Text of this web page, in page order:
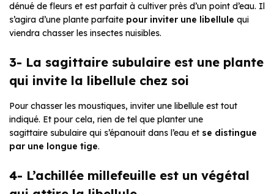
dénué de fleurs et est parfait à cultiver près d’un point d’eau. Il
s’agira d’une plante parfaite pour inviter une libellule qui
viendra chasser les insectes nuisibles.
3- La sagittaire subulaire est une plante
qui invite la libellule chez soi
Pour chasser les moustiques, inviter une libellule est tout
indiqué. Et pour cela, rien de tel que planter une
sagittaire subulaire qui s’épanouit dans l’eau et se distingue
par une longue tige.
4- L’achillée millefeuille est un végétal